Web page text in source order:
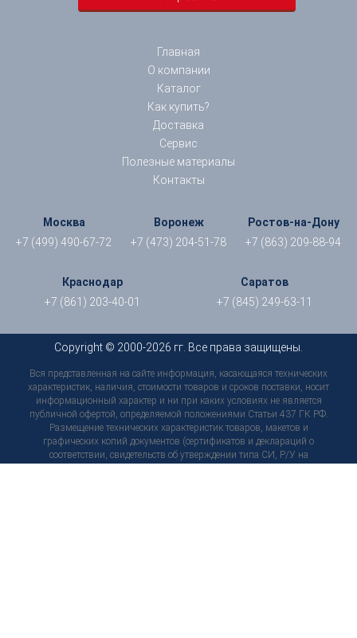
Главная
О компании
Каталог
Как купить?
Доставка
Сервис
Полезные материалы
Контакты
Москва
+7 (499) 490-67-72
Воронеж
+7 (473) 204-51-78
Ростов-на-Дону
+7 (863) 209-88-94
Краснодар
+7 (861) 203-40-01
Саратов
+7 (845) 249-63-11
Copyright © 2000-2026 гг. Все права защищены.
Вся представленная на сайте информация, касающаяся технических
характеристик, наличия, стоимости товаров и сроков поставки, носит
информационный характер и ни при каких условиях не является
публичной офертой, определяемой положениями Статьи 437 ГК РФ.
Размещение технических характеристик товаров, макетов и
графических копий документов (сертификатов и деклараций о
соответствии, свидетельств об утверждении типа СИ, Р/У на